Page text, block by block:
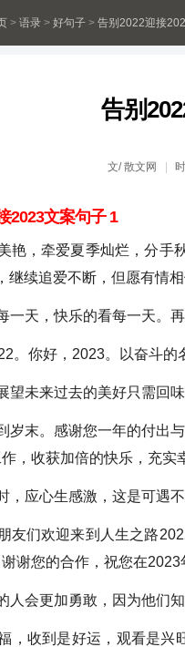
> 语录 > 好句子 > 告别2022迎接
告别
文/散文网
文案句子 1
，牵爱夏季灿烂，分手秋
继续追爱不断，但愿有情
天，快乐的看每一天。再
你好，2023。以奋斗的
未来过去的美好只需回味
末。感谢您一年的付出与
，收获加倍的快乐，充实
应心生感激，这是可遇不
们欢迎来到人生之路
谢您的合作，祝您在2023
会更加勇敢，因为他们知
收到是好运，观看是兴
30句)